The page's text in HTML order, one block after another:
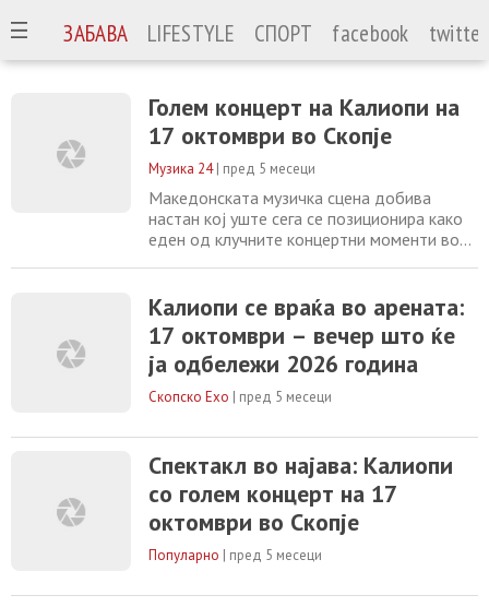
ЗАБАВА LIFESTYLE СПОРТ facebook twitter
Голем концерт на Калиопи на
17 октомври во Скопје
Музика 24 | пред 5 месеци
Македонската музичка сцена добива
настан кој уште сега се позиционира како
еден од клучните концертни моменти во
ќе одржи голем солистички концерт. По
целосно распродадената арена „Борис
Трајковски” во 2024 година и четирите
последователно распродадени концерти
Калиопи се враќа во арената:
17 октомври – вечер што ќе
ја одбележи 2026 година
Скопско Ехо | пред 5 месеци
Спектакл во најава: Калиопи
со голем концерт на 17
октомври во Скопје
Популарно | пред 5 месеци